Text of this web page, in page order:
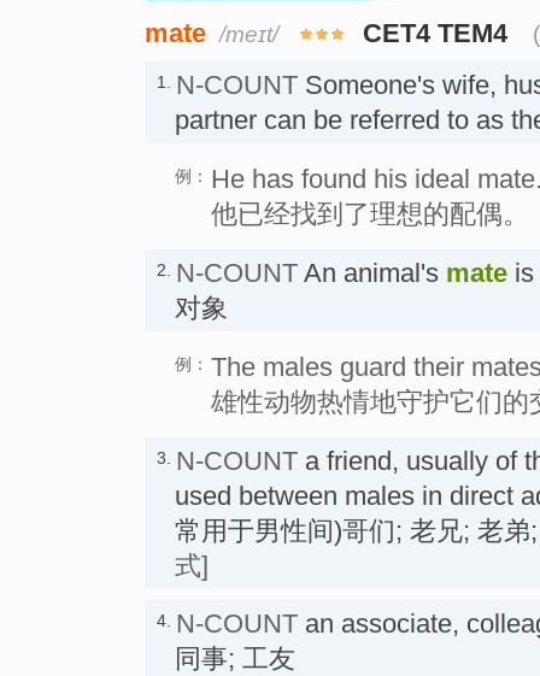
mate /meɪt/ CET4 TEM4
1. N-COUNT Someone's wife,
partner can be referred to as
例： He has found his ideal
他已经找到了理想的配偶。
2. N-COUNT An animal's mate is
对象
例： The males guard their
雄性动物热情地守护它们的
3. N-COUNT a friend, usually of
used between males in direct
常用于男性间)哥们; 老兄; 老
式]
4. N-COUNT an associate,
同事; 工友